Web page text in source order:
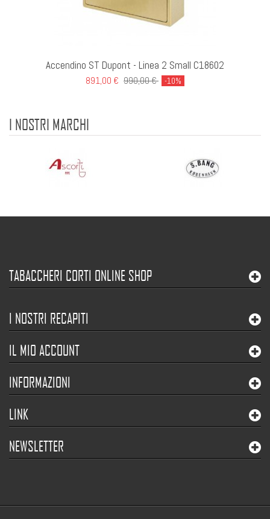
Accendino ST Dupont - Linea 2 Small C18602
891,00 € 990,00 € -10%
I NOSTRI MARCHI
TABACCHERI CORTI ONLINE SHOP
I NOSTRI RECAPITI
IL MIO ACCOUNT
INFORMAZIONI
LINK
NEWSLETTER